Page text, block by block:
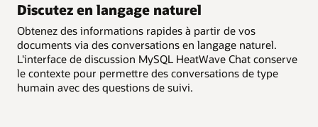
Discutez en langage naturel
Obtenez des informations rapides à partir de vos
documents via des conversations en langage naturel.
L'interface de discussion MySQL HeatWave Chat conserve
le contexte pour permettre des conversations de type
humain avec des questions de suivi.